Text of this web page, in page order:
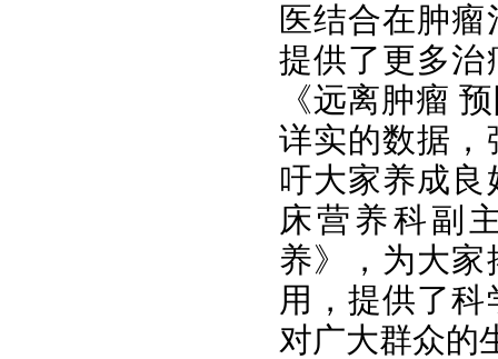
医结合在肿
提供了更多治
《远离肿瘤
详实的数据，
吁大家养成
床营养科副
养》，为大
用，提供了
对广大群众的